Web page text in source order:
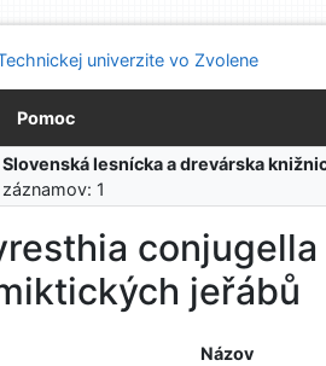
Pomoc
Slovenská lesnícka a drevárska
1
jeřábů
Názov